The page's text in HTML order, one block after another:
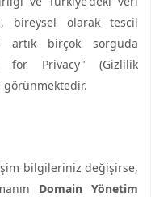
bireysel olarak tescil
artık birçok sorguda
for Privacy" (Gizlilik
görünmektedir.
bilgileriniz değişirse,
Domain Yönetim